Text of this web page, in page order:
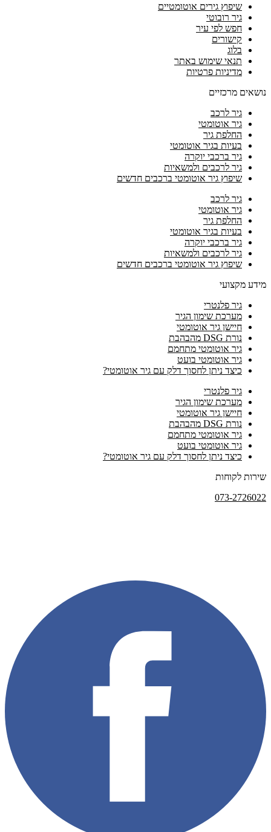
שיפוץ גירים אוטומטיים
גיר רובוטי
חפש לפי עיר
קישורים
בלוג
תנאי שימוש באתר
מדיניות פרטיות
נושאים מרכזיים
גיר לרכב
גיר אוטומטי
החלפת גיר
בעיות בגיר אוטומטי
גיר ברכבי יוקרה
גיר לרכבים ולמשאיות
שיפוץ גיר אוטומטי ברכבים חדשים
גיר לרכב
גיר אוטומטי
החלפת גיר
בעיות בגיר אוטומטי
גיר ברכבי יוקרה
גיר לרכבים ולמשאיות
שיפוץ גיר אוטומטי ברכבים חדשים
מידע מקצועי
גיר פלנטרי
מערכת שימון הגיר
חיישן גיר אוטומטי
נורת DSG מהבהבת
גיר אוטומטי מתחמם
גיר אוטומטי בועט
כיצד ניתן לחסוך דלק עם גיר אוטומטי?
גיר פלנטרי
מערכת שימון הגיר
חיישן גיר אוטומטי
נורת DSG מהבהבת
גיר אוטומטי מתחמם
גיר אוטומטי בועט
כיצד ניתן לחסוך דלק עם גיר אוטומטי?
שירות לקוחות
073-2726022